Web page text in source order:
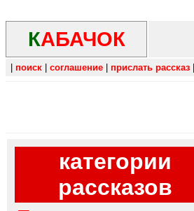
КАБАЧОК
поиск соглашение прислать рассказ
категории
рассказов